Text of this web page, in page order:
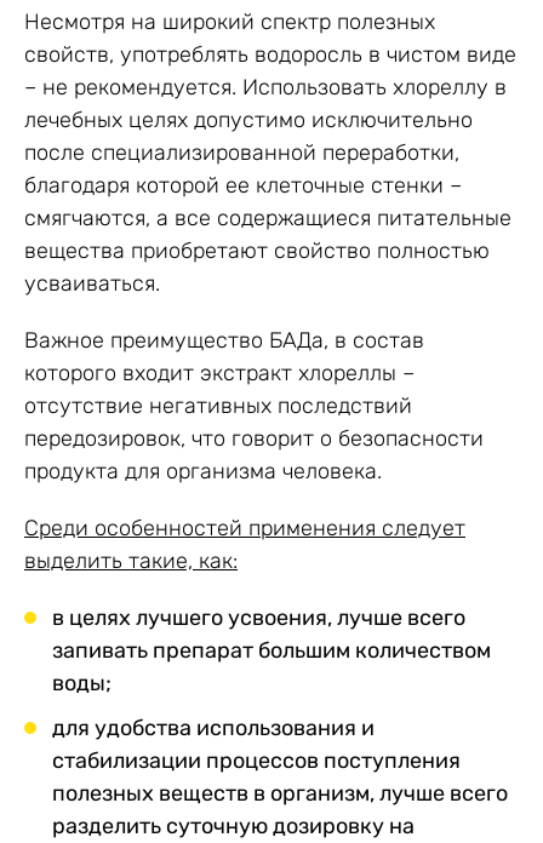
Несмотря на широкий спектр полезных
свойств, употреблять водоросль в чистом виде
– не рекомендуется. Использовать хлореллу в
лечебных целях допустимо исключительно
после специализированной переработки,
благодаря которой ее клеточные стенки –
смягчаются, а все содержащиеся питательные
вещества приобретают свойство полностью
усваиваться.
Важное преимущество БАДа, в состав
которого входит экстракт хлореллы –
отсутствие негативных последствий
передозировок, что говорит о безопасности
продукта для организма человека.
Среди особенностей применения следует
выделить такие, как:
в целях лучшего усвоения, лучше всего
запивать препарат большим количеством
воды;
для удобства использования и
стабилизации процессов поступления
полезных веществ в организм, лучше всего
разделить суточную дозировку на